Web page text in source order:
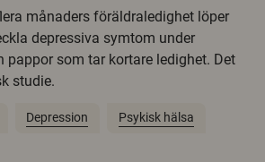
månaders föräldraledighet löper
depressiva symtom under
pappor som tar kortare ledighet. Det
studie.
Depression Psykisk hälsa